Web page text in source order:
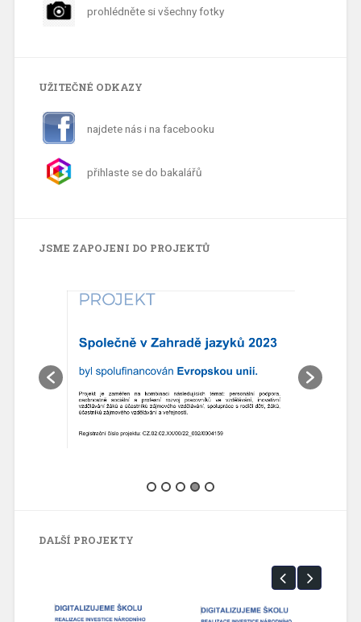
prohlédněte si všechny fotky
UŽITEČNÉ ODKAZY
najdete nás i na facebooku
přihlaste se do bakalářů
JSME ZAPOJENI DO PROJEKTŮ
DALŠÍ PROJEKTY